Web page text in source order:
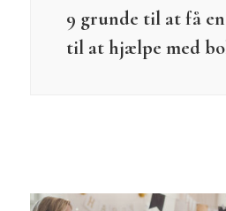
9 grunde til at få
til at hjælpe med